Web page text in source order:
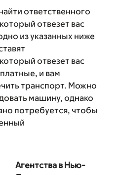
ответственного
отвезет вас
из указанных ниже
отвезет вас
и вам
транспорт. Можно
машину, однако
потребуется, чтобы
Агентства в Нью-